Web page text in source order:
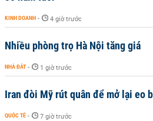
KINH DOANH - 4 giờ trước
Nhiều phòng trọ Hà Nội tăng giá
NHÀ ĐẤT - 1 giờ trước
Iran đòi Mỹ rút quân để mở lại eo
QUỐC TẾ - 7 giờ trước